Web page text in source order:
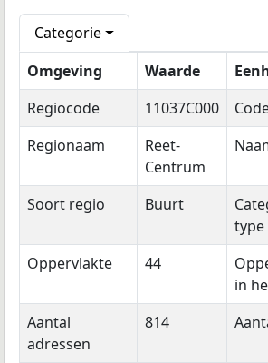
Categorie
Omgeving
Waarde
Regiocode
11037C000
Regionaam
Reet-
Centrum
Soort regio Buurt
type
Oppervlakte 44
in
Aantal
adressen
814